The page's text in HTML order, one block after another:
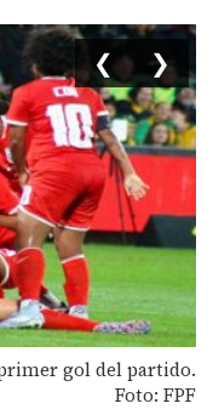
gol del partido.
Foto: FPF
❮ ❯